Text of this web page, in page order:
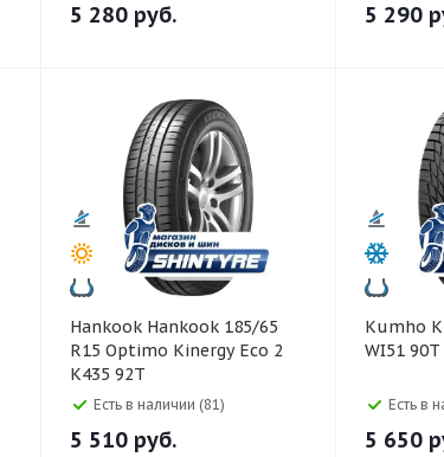
5 280 руб. 5 290
Hankook Hankook 185/65
R15 Optimo Kinergy Eco 2
K435 92T
Есть в наличии (81)
5 510 руб.
Kumho Kumho 185/65 R14
WI51 90T
Есть в
5 650